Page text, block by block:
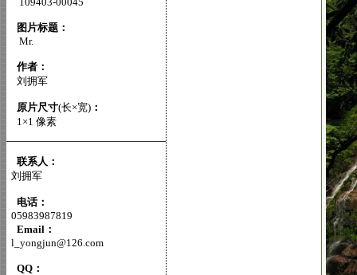
图片标题：
Mr.
作者：
刘拥军
原片尺寸(长×宽) ：
1×1 像素
联系人：
刘拥军
电话：
05983987819
Email：
l_yongjun@126.com
QQ：